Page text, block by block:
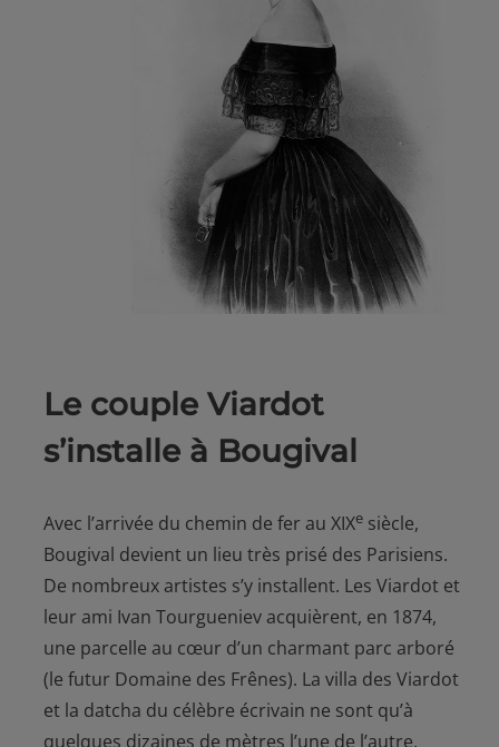
Le couple Viardot
s’installe à Bougival
Avec l’arrivée du chemin de fer au XIXe siècle,
Bougival devient un lieu très prisé des Parisiens.
De nombreux artistes s’y installent. Les Viardot et
leur ami Ivan Tourgueniev acquièrent, en 1874,
une parcelle au cœur d’un charmant parc arboré
(le futur Domaine des Frênes). La villa des Viardot
et la datcha du célèbre écrivain ne sont qu’à
quelques dizaines de mètres l’une de l’autre.